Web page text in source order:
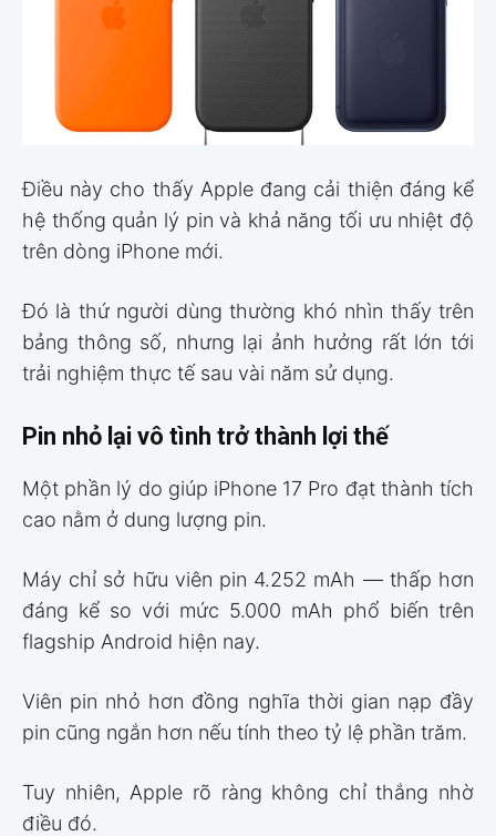
Điều này cho thấy Apple đang cải thiện đáng kể
hệ thống quản lý pin và khả năng tối ưu nhiệt độ
trên dòng iPhone mới.
Đó là thứ người dùng thường khó nhìn thấy trên
bảng thông số, nhưng lại ảnh hưởng rất lớn tới
trải nghiệm thực tế sau vài năm sử dụng.
Pin nhỏ lại vô tình trở thành lợi thế
Một phần lý do giúp iPhone 17 Pro đạt thành tích
cao nằm ở dung lượng pin.
Máy chỉ sở hữu viên pin 4.252 mAh — thấp hơn
đáng kể so với mức 5.000 mAh phổ biến trên
flagship Android hiện nay.
Viên pin nhỏ hơn đồng nghĩa thời gian nạp đầy
pin cũng ngắn hơn nếu tính theo tỷ lệ phần trăm.
Tuy nhiên, Apple rõ ràng không chỉ thắng nhờ
điều đó.